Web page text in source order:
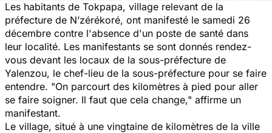
Les habitants de Tokpapa, village relevant de la
préfecture de N’zérékoré, ont manifesté le samedi 26
décembre contre l'absence d'un poste de santé dans
leur localité. Les manifestants se sont donnés rendez-
vous devant les locaux de la sous-préfecture de
Yalenzou, le chef-lieu de la sous-préfecture pour se faire
entendre. "On parcourt des kilomètres à pied pour aller
se faire soigner. Il faut que cela change," affirme un
manifestant.
Le village, situé à une vingtaine de kilomètres de la ville